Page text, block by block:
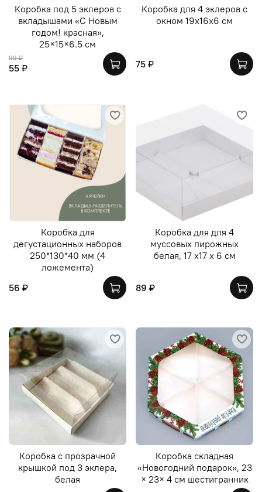
Коробка под 5 эклеров с
вкладышами «С Новым
годом! красная»,
25×15×6.5 см
99 ₽
55 ₽
Коробка для 4 эклеров с
окном 19х16х6 см
75 ₽
Коробка для
дегустационных наборов
250*130*40 мм (4
ложемента)
56 ₽
Коробка для для 4
муссовых пирожных
белая, 17 х17 х 6 см
89 ₽
Коробка с прозрачной
крышкой под 3 эклера,
белая
Коробка складная
«Новогодний подарок», 23
× 23× 4 см шестигранник